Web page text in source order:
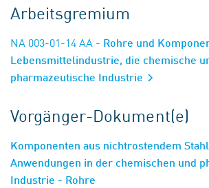
Arbeitsgremium
NA 003-01-14 AA - Rohre und
Lebensmittelindustrie, die chemische
pharmazeutische Industrie
Vorgänger-Dokument(e)
Komponenten aus nichtrostendem
Anwendungen in der chemischen und
Industrie - Rohre